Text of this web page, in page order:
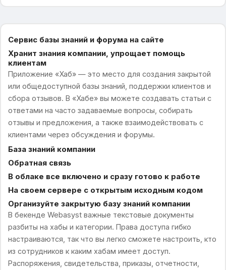
Сервис базы знаний и форума на сайте
Хранит знания компании, упрощает помощь
клиентам
Приложение «Хаб» — это место для создания закрытой
или общедоступной базы знаний, поддержки клиентов и
сбора отзывов. В «Хабе» вы можете создавать статьи с
ответами на часто задаваемые вопросы, собирать
отзывы и предложения, а также взаимодействовать с
клиентами через обсуждения и форумы.
База знаний компании
Обратная связь
В облаке все включено и сразу готово к работе
На своем сервере с открытым исходным кодом
Организуйте закрытую базу знаний компании
В бекенде Webasyst важные текстовые документы
разбиты на хабы и категории. Права доступа гибко
настраиваются, так что вы легко сможете настроить, кто
из сотрудников к каким хабам имеет доступ.
Распоряжения, свидетельства, приказы, отчетности,